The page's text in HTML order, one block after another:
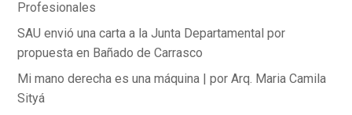
Profesionales
SAU envió una carta a la Junta Departamental por
propuesta en Bañado de Carrasco
Mi mano derecha es una máquina | por Arq. Maria Camila
Sityá